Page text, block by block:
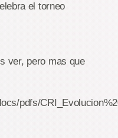
el torneo
ver, pero mas que
pdfs/